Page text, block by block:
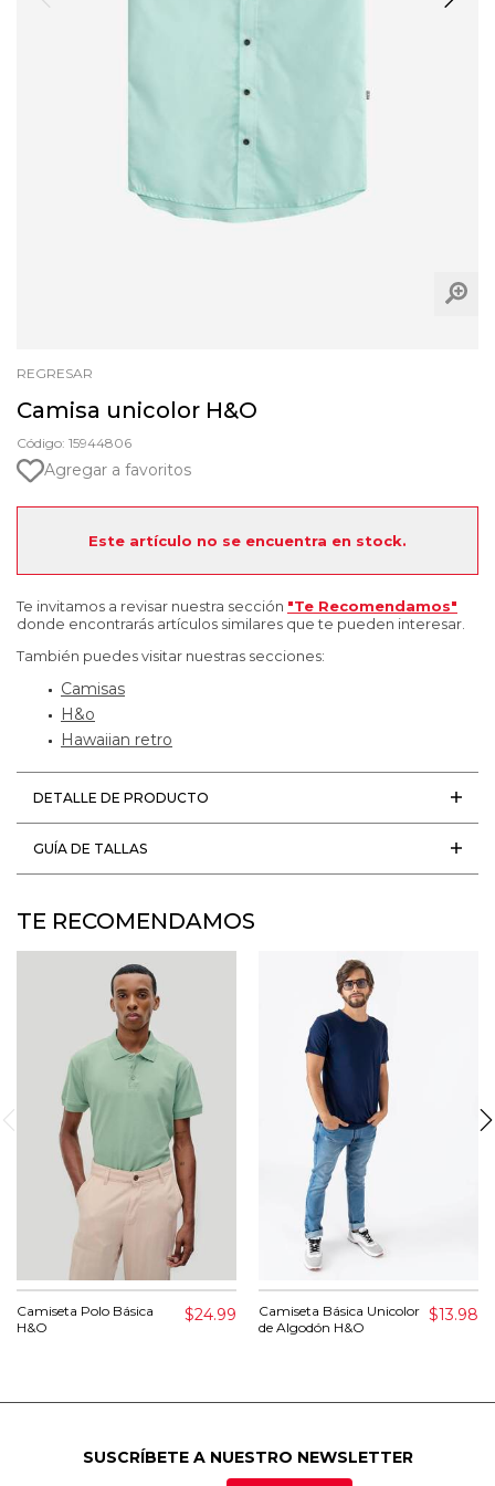
REGRESAR
Camisa unicolor H&O
Código: 15944806
Agregar a favoritos
Este artículo no se encuentra en stock.
Te invitamos a revisar nuestra sección "Te Recomendamos"
donde encontrarás artículos similares que te pueden interesar.
También puedes visitar nuestras secciones:
Camisas
H&o
Hawaiian retro
DETALLE DE PRODUCTO
GUÍA DE TALLAS
TE RECOMENDAMOS
Camiseta Polo Básica
H&O
$24.99
Camiseta Básica Unicolor
de Algodón H&O
$13.98
SUSCRÍBETE A NUESTRO NEWSLETTER